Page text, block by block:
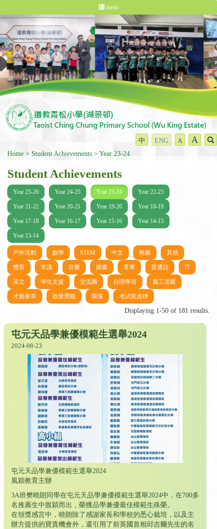
menu
中 ENG A A
Home Student Achievements Year 23-24
Student Achievements
Year 25-26 Year 24-25 Year 23-24 Year 22-23
Year 21-22 Year 20-21 Year 19-20 Year 18-19
Year 17-18 Year 16-17 Year 15-16 Year 14-15
Year 13-14
戶外活動 數學 STEM 中文 視藝 其他
體育 常識 音樂 圖書 童軍 普通話 IT
英文 學生支援 交流團 自理學習 義工送暖
才藝薈萃 啟發潛能 環保 考試龍虎榜
Displaying 1-50 of 181 results.
屯元天品學兼優模範生選舉2024
2024-08-23
屯元天品學兼優模範生選舉2024
風穎教育主辦
3A班樊曉朗同學在屯元天品學兼優模範生選舉2024中，在700多
名推薦生中脫穎而出，榮獲品學兼優最佳模範生殊榮。
在領獎感言中，曉朗除了感謝家長和學校的悉心栽培，以及主
辦方提供的寶貴機會外，還引用了前英國首相邱吉爾先生的名